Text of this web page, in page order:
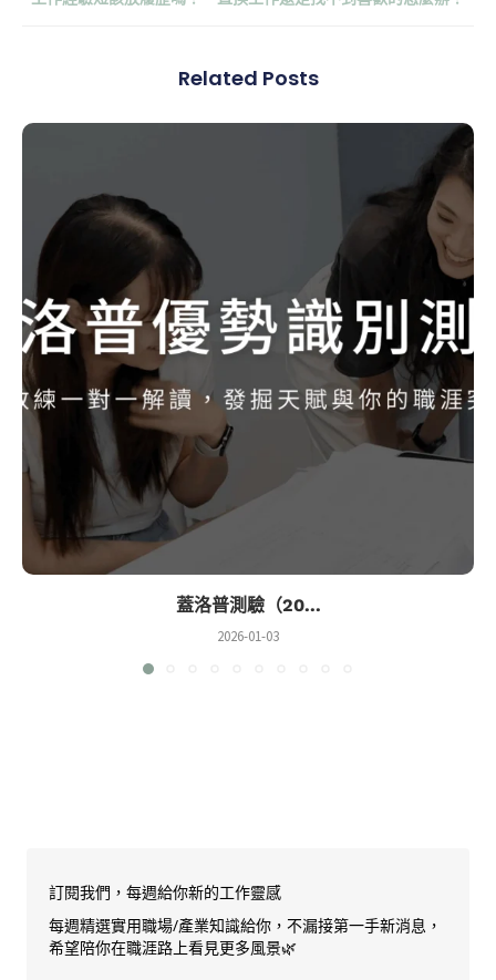
Related Posts
蓋洛普測驗（20...
2026-01-03
訂閱我們，每週給你新的工作靈感
每週精選實用職場/產業知識給你，不漏接第一手新消息，
希望陪你在職涯路上看見更多風景🌿